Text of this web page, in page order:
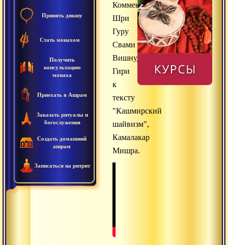
Принять дикшу
Стать монахом
Получить
консультацию
монаха
Приехать в Ашрам
Заказать ритуалы и
богослужения
Создать домашний
ашрам
Записаться на ритрит
Комментарий
Шри
Гуру
Свами
Вишнудевананда
Гири
к
тексту
"Кашмирский
шайвизм",
Камалакар
Мишра.